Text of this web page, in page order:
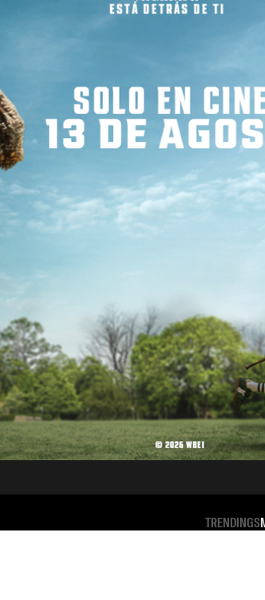
TRENDINGS